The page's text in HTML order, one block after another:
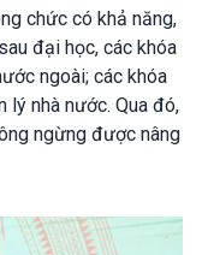
chức có khả năng,
đại học, các khóa
ngoài; các khóa
lý nhà nước. Qua đó,
ngừng được nâng